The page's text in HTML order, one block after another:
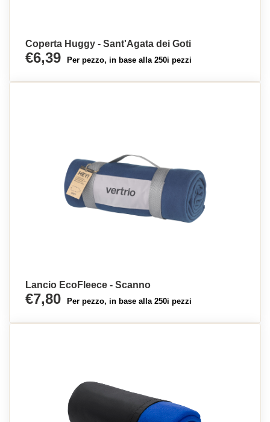
Coperta Huggy - Sant'Agata dei Goti
€6,39 Per pezzo, in base alla 250i pezzi
Lancio EcoFleece - Scanno
€7,80 Per pezzo, in base alla 250i pezzi